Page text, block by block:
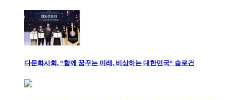
다문화사회, “함께 꿈꾸는 미래, 비상하는 대한민국“ 슬로건